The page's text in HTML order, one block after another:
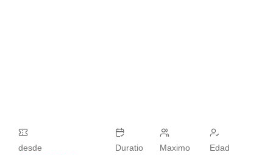
desde
Duratio
Maximo
Edad